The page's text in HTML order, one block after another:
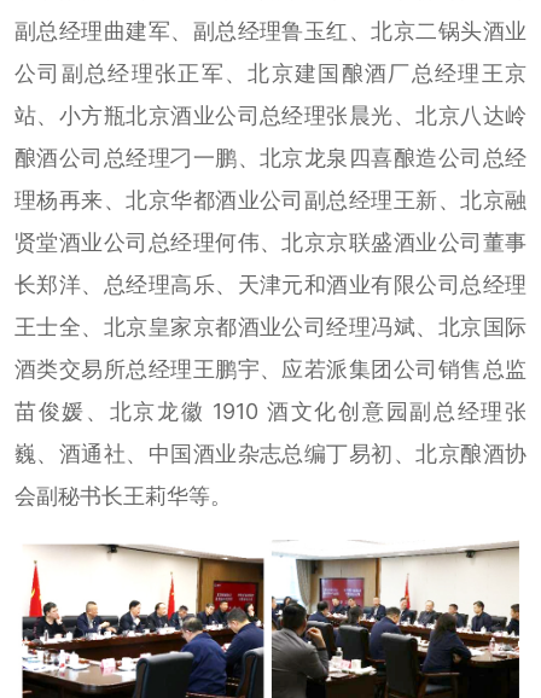
副总经理曲建军、副总经理鲁玉红、北京二锅头酒业
公司副总经理张正军、北京建国酿酒厂总经理王京
站、小方瓶北京酒业公司总经理张晨光、北京八达岭
酿酒公司总经理刁一鹏、北京龙泉四喜酿造公司总经
理杨再来、北京华都酒业公司副总经理王新、北京融
贤堂酒业公司总经理何伟、北京京联盛酒业公司董事
长郑洋、总经理高乐、天津元和酒业有限公司总经理
王士全、北京皇家京都酒业公司经理冯斌、北京国际
酒类交易所总经理王鹏宇、应若派集团公司销售总监
苗俊媛、北京龙徽 1910 酒文化创意园副总经理张
巍、酒通社、中国酒业杂志总编丁易初、北京酿酒协
会副秘书长王莉华等。